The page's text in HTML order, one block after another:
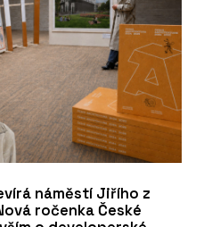
náměstí Jiřího z
ročenka České